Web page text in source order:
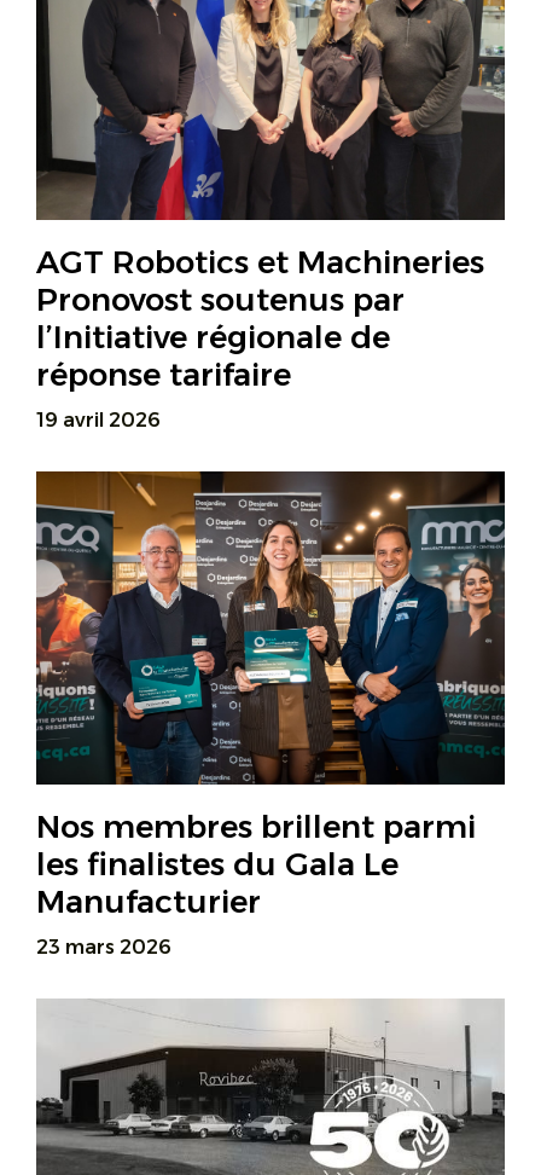
AGT Robotics et Machineries
Pronovost soutenus par
l’Initiative régionale de
réponse tarifaire
19 avril 2026
Nos membres brillent parmi
les finalistes du Gala Le
Manufacturier
23 mars 2026